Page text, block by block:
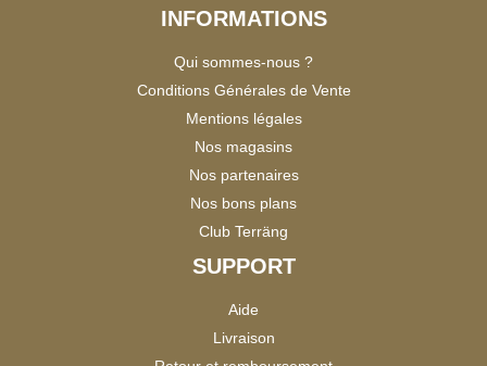
INFORMATIONS
Qui sommes-nous ?
Conditions Générales de Vente
Mentions légales
Nos magasins
Nos partenaires
Nos bons plans
Club Terräng
SUPPORT
Aide
Livraison